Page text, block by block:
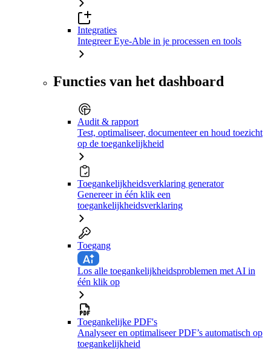
Integraties
Integreer Eye-Able in je processen en tools
Functies van het dashboard
Audit & rapport
Test, optimaliseer, documenteer en houd toezicht
op de toegankelijkheid
Toegankelijkheidsverklaring generator
Genereer in één klik een
toegankelijkheidsverklaring
Toegang
Los alle toegankelijkheidsproblemen met AI in
één klik op
Toegankelijke PDF's
Analyseer en optimaliseer PDF’s automatisch op
toegankelijkheid